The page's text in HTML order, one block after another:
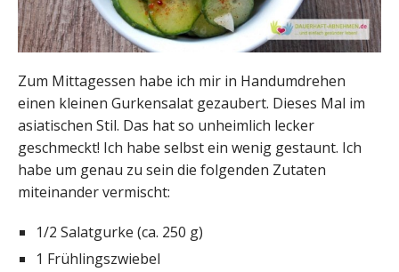
Zum Mittagessen habe ich mir in Handumdrehen
einen kleinen Gurkensalat gezaubert. Dieses Mal im
asiatischen Stil. Das hat so unheimlich lecker
geschmeckt! Ich habe selbst ein wenig gestaunt. Ich
habe um genau zu sein die folgenden Zutaten
miteinander vermischt:
1/2 Salatgurke (ca. 250 g)
1 Frühlingszwiebel